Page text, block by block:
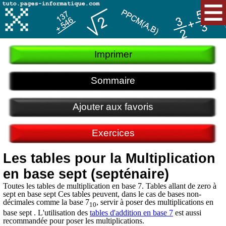
Imprimer
Sommaire
Ajouter aux favoris
Exercices
Les tables pour la Multiplication
en base sept (septénaire)
Toutes les tables de multiplication en base 7. Tables allant de zero à
sept en base sept Ces tables peuvent, dans le cas de bases non-
décimales comme la base 710, servir à poser des multiplications en
base sept . L'utilisation des tables d'addition en base 7 est aussi
recommandée pour poser les multiplications.